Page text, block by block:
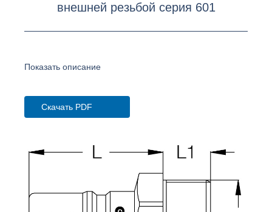
внешней резьбой серия 601
Показать описание
Скачать PDF